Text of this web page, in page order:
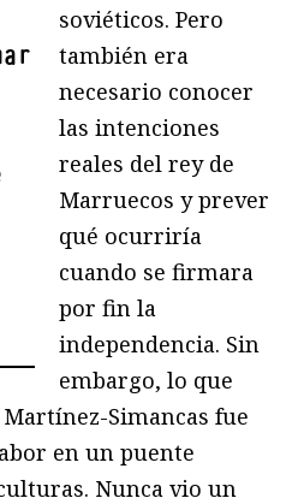
soviéticos. Pero
también era
necesario conocer
las intenciones
reales del rey de
Marruecos y prever
qué ocurriría
cuando se firmara
por fin la
independencia. Sin
embargo, lo que
Simancas fue
en un puente
Nunca vio un